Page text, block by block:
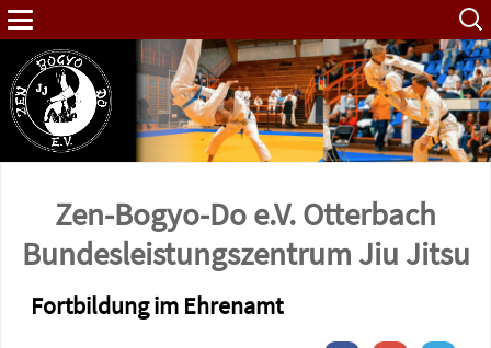
Suche
nach:
Zen-Bogyo-Do e.V. Otterbach
Bundes­leistungs­zentrum Jiu Jitsu
Fortbildung im Ehrenamt